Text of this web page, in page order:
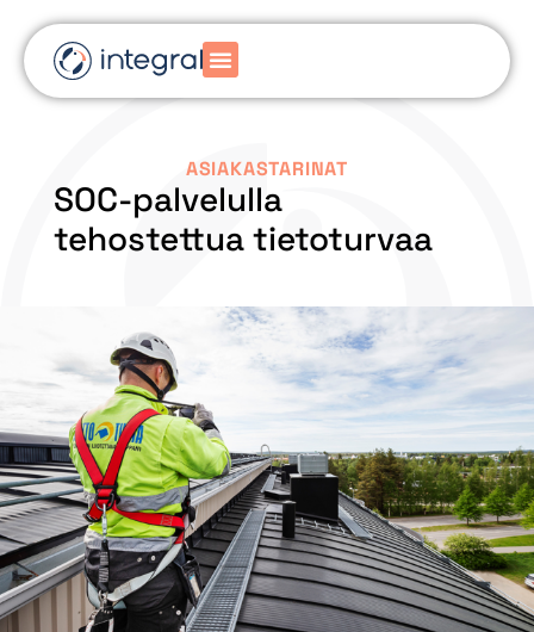
ASIAKASTARINAT
SOC-palvelulla
tehostettua tietoturvaa